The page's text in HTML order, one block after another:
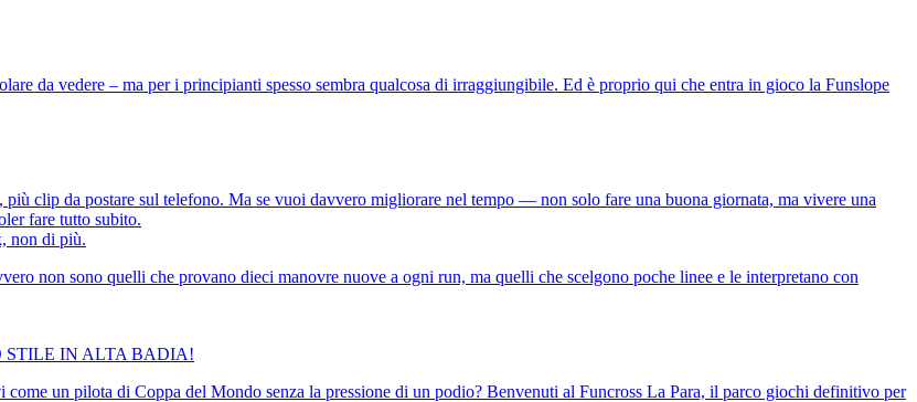
da vedere – ma per i principianti spesso sembra qualcosa di irraggiungibile. Ed è proprio qui che entra in gioco la Funslope
clip da postare sul telefono. Ma se vuoi davvero migliorare nel tempo — non solo fare una buona giornata, ma vivere una
fare tutto subito.
non di più.
non sono quelli che provano dieci manovre nuove a ogni run, ma quelli che scelgono poche linee e le interpretano con
IN ALTA BADIA!
come un pilota di Coppa del Mondo senza la pressione di un podio? Benvenuti al Funcross La Para, il parco giochi definitivo per